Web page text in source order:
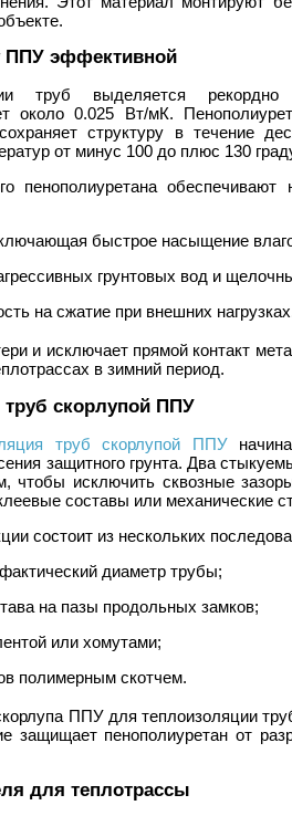
ППУ эффективной
труб выделяется рекордно
около 0.025 Вт/мК.
структуру в течение
от минус 100 до плюс 130
пенополиуретана обеспечивают
быстрое насыщение
грунтовых вод и
на сжатие при внешних
и исключает прямой контакт
в зимний период.
скорлупой ППУ
труб скорлупой ППУ
защитного грунта. Два
исключить сквозные
составы или механические
состоит из нескольких
диаметр трубы;
на пазы продольных замков;
или хомутами;
полимерным скотчем.
ППУ для теплоизоляции
защищает пенополиуретан от
для теплотрассы